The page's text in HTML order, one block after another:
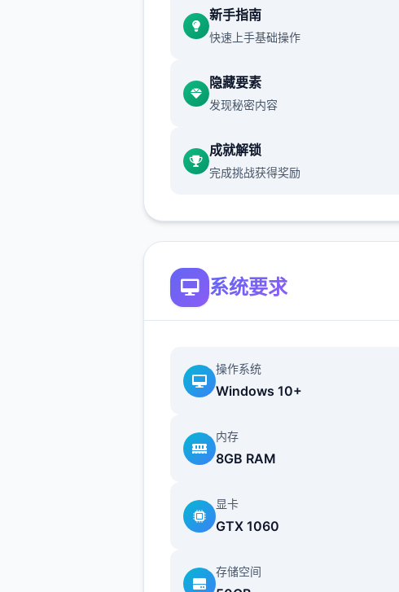
新手指南
快速上手基础操作
隐藏要素
发现秘密内容
成就解锁
完成挑战获得奖励
系统要求
操作系统
Windows 10+
内存
8GB RAM
显卡
GTX 1060
存储空间